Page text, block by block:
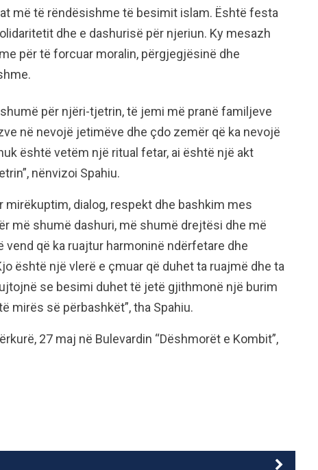
më të rëndësishme të besimit islam. Është festa
dhe e dashurisë për njeriun. Ky mesazh
për të forcuar moralin, përgjegjësinë dhe
për njëri-tjetrin, të jemi më pranë familjeve
në nevojë jetimëve dhe çdo zemër që ka nevojë
është vetëm një ritual fetar, ai është një akt
nënvizoi Spahiu.
dialog, respekt dhe bashkim mes
më shumë dashuri, më shumë drejtësi dhe më
që ka ruajtur harmoninë ndërfetare dhe
është një vlerë e çmuar që duhet ta ruajmë dhe ta
se besimi duhet të jetë gjithmonë një burim
mirës së përbashkët”, tha Spahiu.
27 maj në Bulevardin “Dëshmorët e Kombit”,